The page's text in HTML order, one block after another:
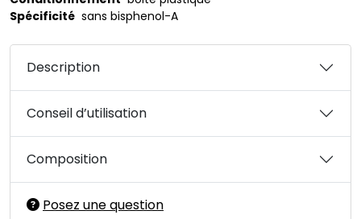
Spécificité sans bisphenol-A
Description
Conseil d’utilisation
Composition
Posez une question